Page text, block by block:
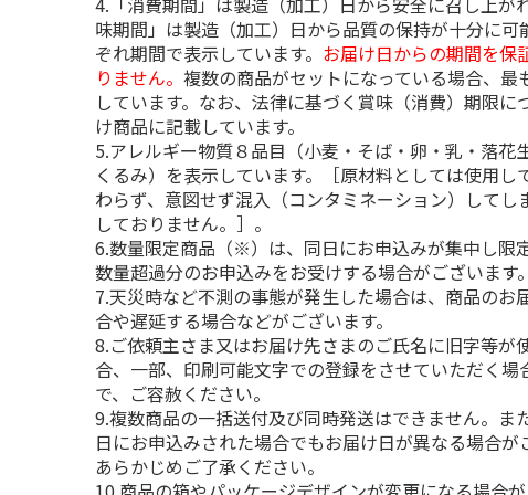
味期間」は製造（加工）日から品質の保持が十分に可
ぞれ期間で表示しています。 お届け日からの期間を保
りません。複数の商品がセットになっている場合、最
しています。なお、法律に基づく賞味（消費）期限に
け商品に記載しています。
5.アレルギー物質８品目（小麦・そば・卵・乳・落花
くるみ）を表示しています。［原材料としては使用し
わらず、意図せず混入（コンタミネーション）してし
しておりません。］。
6.数量限定商品（※）は、同日にお申込みが集中し限
数量超過分のお申込みをお受けする場合がございます
7.天災時など不測の事態が発生した場合は、商品のお
合や遅延する場合などがございます。
8.ご依頼主さま又はお届け先さまのご氏名に旧字等が
合、一部、印刷可能文字での登録をさせていただく場
で、ご容赦ください。
9.複数商品の一括送付及び同時発送はできません。ま
日にお申込みされた場合でもお届け日が異なる場合が
あらかじめご了承ください。